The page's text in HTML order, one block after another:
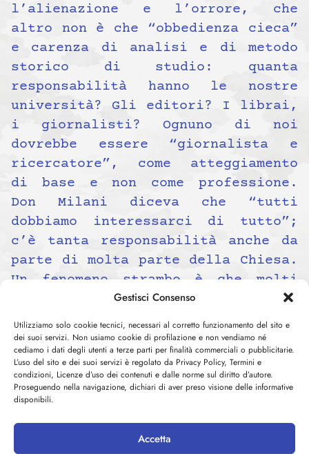
Gestisci Consenso
Utilizziamo solo cookie tecnici, necessari al corretto funzionamento del sito e
dei suoi servizi. Non usiamo cookie di profilazione e non vendiamo né
cediamo i dati degli utenti a terze parti per finalità commerciali o pubblicitarie.
L’uso del sito e dei suoi servizi è regolato da Privacy Policy, Termini e
condizioni, Licenze d’uso dei contenuti e dalle norme sul diritto d’autore.
Proseguendo nella navigazione, dichiari di aver preso visione delle informative
disponibili.
Accetta
l’alienazione e l’orrore, che
altro non è che “obbedienza cieca”
e carenza di analisi e di metodo
storico di studio: quanta
responsabilità hanno le nostre
università? Gli editori? I librai,
i giornalisti? Ognuno di noi
dovrebbe essere “giornalista e
ricercatore”, come atteggiamento
di base e non come professione.
Don Milani diceva che “tutti
dobbiamo interessarci di tutto”;
c’è tanta responsabilità anche da
parte di molta parte della Chiesa.
Un fenomeno strambo è che molti
seminaristi si rivelano più
conservatori dei preti e dei
monaci anziani: un frate
cappuccino mi ha rivelato che 15
anni fa un seminarista voleva
aggredire un professore di
spiegato che Adamo ed Eva era un